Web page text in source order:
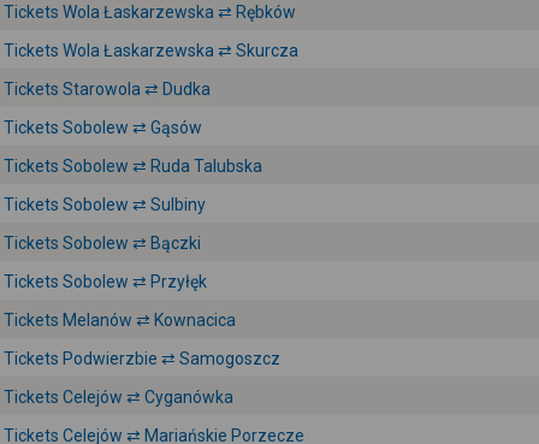
Tickets Wola Łaskarzewska ⇄ Rębków
Tickets Wola Łaskarzewska ⇄ Skurcza
Tickets Starowola ⇄ Dudka
Tickets Sobolew ⇄ Gąsów
Tickets Sobolew ⇄ Ruda Talubska
Tickets Sobolew ⇄ Sulbiny
Tickets Sobolew ⇄ Bączki
Tickets Sobolew ⇄ Przyłęk
Tickets Melanów ⇄ Kownacica
Tickets Podwierzbie ⇄ Samogoszcz
Tickets Celejów ⇄ Cyganówka
Tickets Celejów ⇄ Mariańskie Porzecze